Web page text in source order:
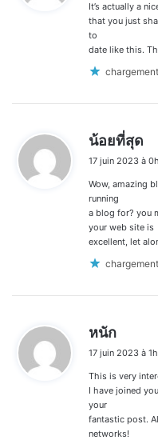
:
It’s actually a
that you just
to
date like this.
น้อยที่สุด
t
17 juin 2023 à
Wow, amazing
running
a blog for? you
your web site is
excellent, let
หนัก
t
:
17 juin 2023 à
This is very
I have joined
your
fantastic post.
networks!